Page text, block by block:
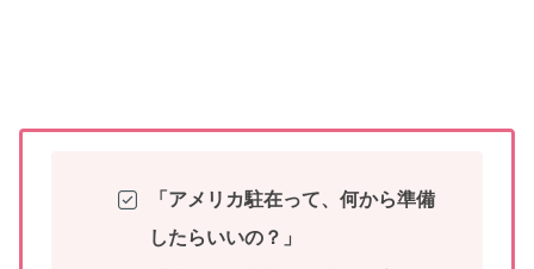
「アメリカ駐在って、何から準備
したらいいの？」